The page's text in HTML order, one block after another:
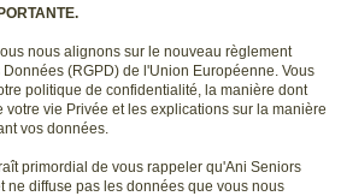
nous alignons sur le nouveau règlement
(RGPD) de l'Union Européenne. Vous
politique de confidentialité, la manière dont
vie Privée et les explications sur la manière
vos données.
primordial de vous rappeler qu'Ani Seniors
ne diffuse pas les données que vous nous